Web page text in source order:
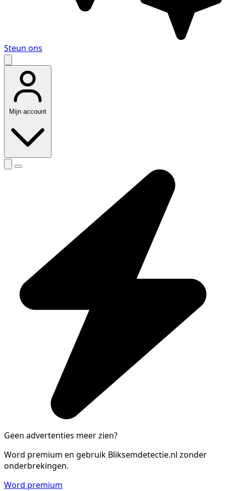
Steun ons
Mijn account
Geen advertenties meer zien?
Word premium en gebruik Bliksemdetectie.nl zonder
onderbrekingen.
Word premium